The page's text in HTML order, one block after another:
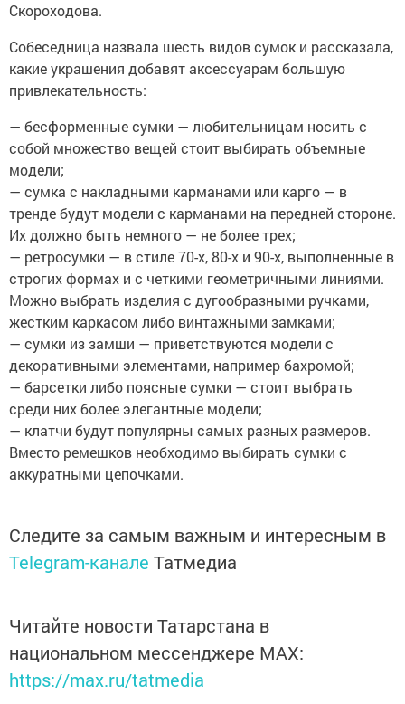
Скороходова.
Собеседница назвала шесть видов сумок и рассказала,
какие украшения добавят аксессуарам большую
привлекательность:
— бесформенные сумки — любительницам носить с
собой множество вещей стоит выбирать объемные
модели;
— сумка с накладными карманами или карго — в
тренде будут модели с карманами на передней стороне.
Их должно быть немного — не более трех;
— ретросумки — в стиле 70-х, 80-х и 90-х, выполненные в
строгих формах и с четкими геометричными линиями.
Можно выбрать изделия с дугообразными ручками,
жестким каркасом либо винтажными замками;
— сумки из замши — приветствуются модели с
декоративными элементами, например бахромой;
— барсетки либо поясные сумки — стоит выбрать
среди них более элегантные модели;
— клатчи будут популярны самых разных размеров.
Вместо ремешков необходимо выбирать сумки с
аккуратными цепочками.
Следите за самым важным и интересным в
Telegram-канале Татмедиа
Читайте новости Татарстана в
национальном мессенджере MАХ:
https://max.ru/tatmedia